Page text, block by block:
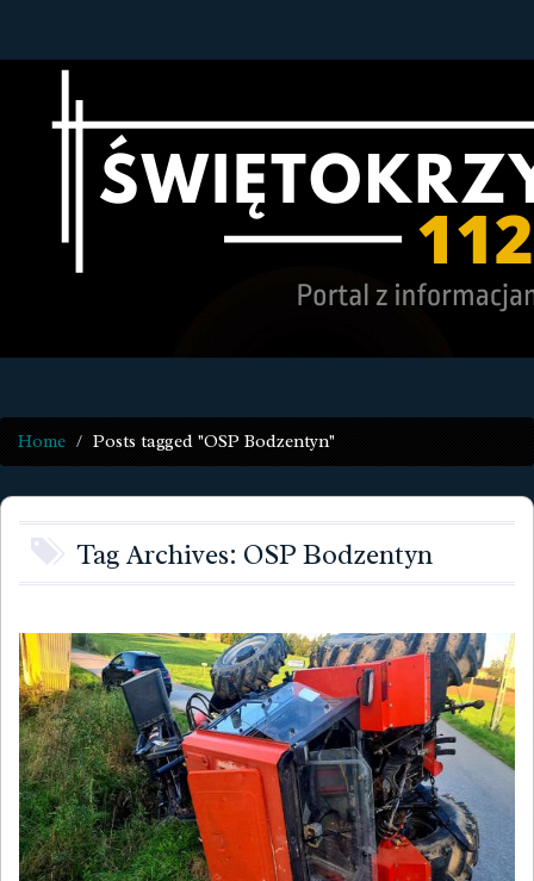
Home Posts tagged "OSP Bodzentyn"
Tag Archives: OSP Bodzentyn